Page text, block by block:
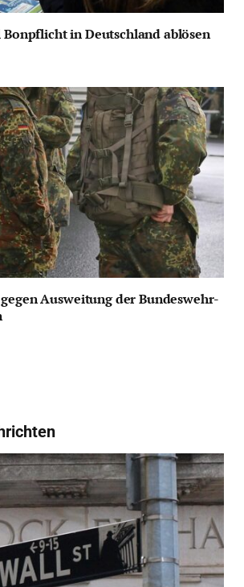
in Deutschland ablösen
Ausweitung der Bundeswehr-